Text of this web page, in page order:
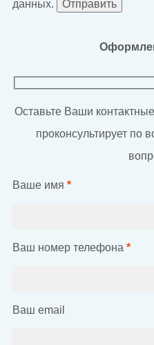
данных.
Оставьте Ваши
проконсультирует по
Ваше имя *
Ваш номер телефона *
Ваш email